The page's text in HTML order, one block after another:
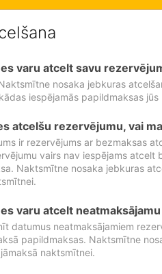
varu atcelt savu
nosaka jebkuras
iespējamās papildmaksas
atcelšu rezervējumu, vai
ir rezervējums ar bezmaksas
vairs nav iespējams atcelt
Naktsmītne nosaka jebkuras
varu atcelt
datumus neatmaksājamiem
papildmaksas. Naktsmītne
naktsmītnei.